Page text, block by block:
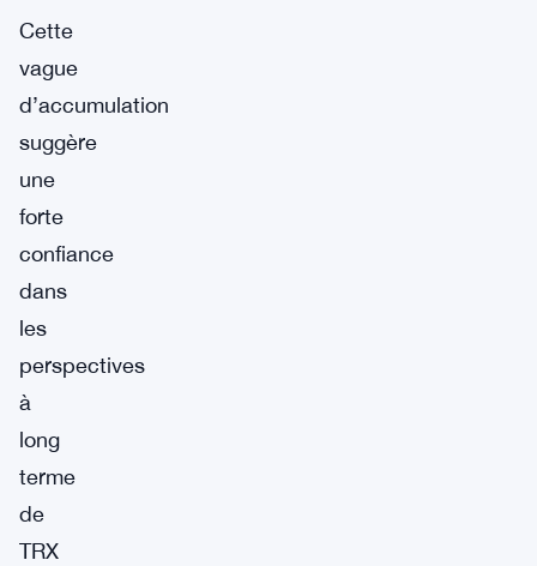
Cette
vague
d’accumulation
suggère
une
forte
confiance
dans
les
perspectives
à
long
terme
de
TRX